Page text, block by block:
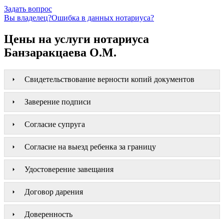
Задать вопрос
Вы владелец?Ошибка в данных нотариуса?
Цены на услуги нотариуса
Банзаракцаева О.М.
Свидетельствование верности копий документов
Заверение подписи
Согласие супруга
Согласие на выезд ребенка за границу
Удостоверение завещания
Договор дарения
Доверенность